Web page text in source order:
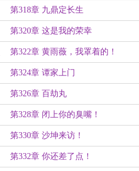
第318章 九鼎定长生
第320章 这是我的荣幸
第322章 黄雨薇，我罩着的！
第324章 谭家上门
第326章 百劫丸
第328章 闭上你的臭嘴！
第330章 沙坤来访！
第332章 你还差了点！